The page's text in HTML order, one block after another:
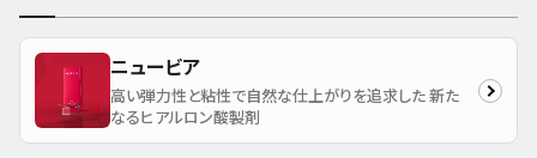
ニュービア
高い弾力性と粘性で自然な仕上がりを追求した 新た
なるヒアルロン酸製剤